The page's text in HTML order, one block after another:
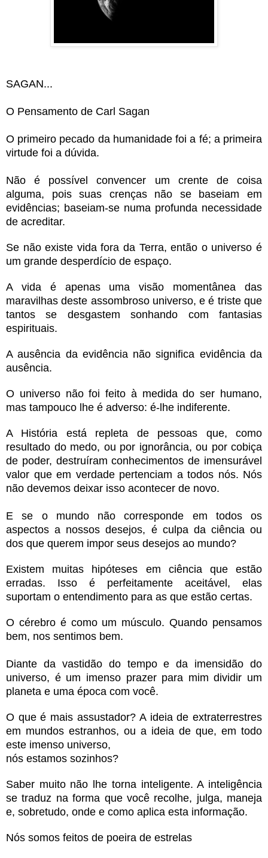
SAGAN...
O Pensamento de Carl Sagan
O primeiro pecado da humanidade foi a fé; a primeira
virtude foi a dúvida.
Não é possível convencer um crente de coisa
alguma, pois suas crenças não se baseiam em
evidências; baseiam-se numa profunda necessidade
de acreditar.
Se não existe vida fora da Terra, então o universo é
um grande desperdício de espaço.
A vida é apenas uma visão momentânea das
maravilhas deste assombroso universo, e é triste que
tantos se desgastem sonhando com fantasias
espirituais.
A ausência da evidência não significa evidência da
ausência.
O universo não foi feito à medida do ser humano,
mas tampouco lhe é adverso: é-lhe indiferente.
A História está repleta de pessoas que, como
resultado do medo, ou por ignorância, ou por cobiça
de poder, destruíram conhecimentos de imensurável
valor que em verdade pertenciam a todos nós. Nós
não devemos deixar isso acontecer de novo.
E se o mundo não corresponde em todos os
aspectos a nossos desejos, é culpa da ciência ou
dos que querem impor seus desejos ao mundo?
Existem muitas hipóteses em ciência que estão
erradas. Isso é perfeitamente aceitável, elas
suportam o entendimento para as que estão certas.
O cérebro é como um músculo. Quando pensamos
bem, nos sentimos bem.
Diante da vastidão do tempo e da imensidão do
universo, é um imenso prazer para mim dividir um
planeta e uma época com você.
O que é mais assustador?A ideia de extraterrestres
em mundos estranhos, ou a ideia de que, em todo
este imenso universo,
nós estamos sozinhos?
Saber muito não lhe torna inteligente. A inteligência
se traduz na forma que você recolhe, julga, maneja
e, sobretudo, onde e como aplica esta informação.
Nós somos feitos de poeira de estrelas